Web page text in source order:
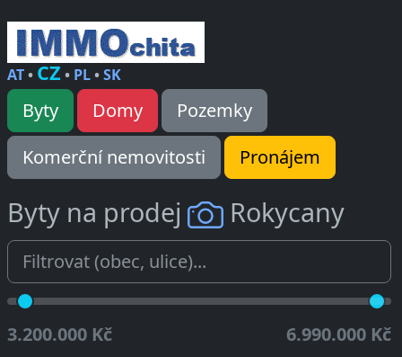
AT• CZ • PL•SK
Byty Domy
Pozemky
Komerční nemovitosti
Pronájem
Byty na prodej Rokycany
3.200.000 Kč 6.990.000 Kč